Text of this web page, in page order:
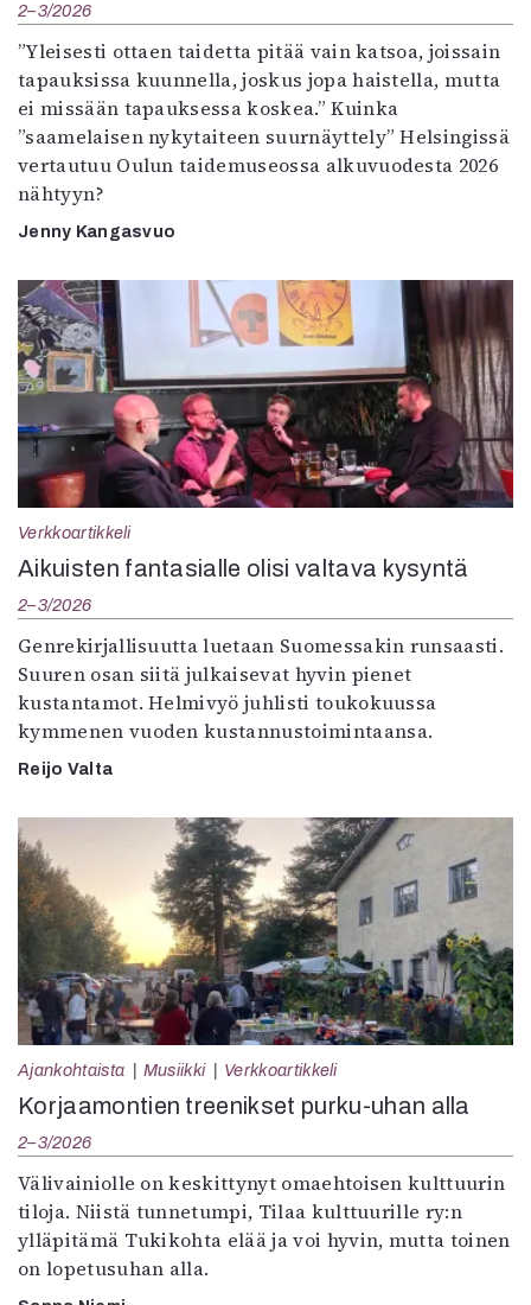
2–3/2026
”Yleisesti ottaen taidetta pitää vain katsoa, joissain
tapauksissa kuunnella, joskus jopa haistella, mutta
ei missään tapauksessa koskea.” Kuinka
”saamelaisen nykytaiteen suurnäyttely” Helsingissä
vertautuu Oulun taidemuseossa alkuvuodesta 2026
nähtyyn?
Jenny Kangasvuo
Verkkoartikkeli
Aikuisten fantasialle olisi valtava kysyntä
2–3/2026
Genrekirjallisuutta luetaan Suomessakin runsaasti.
Suuren osan siitä julkaisevat hyvin pienet
kustantamot. Helmivyö juhlisti toukokuussa
kymmenen vuoden kustannustoimintaansa.
Reijo Valta
Ajankohtaista Musiikki Verkkoartikkeli
Korjaamontien treenikset purku-uhan alla
2–3/2026
Välivainiolle on keskittynyt omaehtoisen kulttuurin
tiloja. Niistä tunnetumpi, Tilaa kulttuurille ry:n
ylläpitämä Tukikohta elää ja voi hyvin, mutta toinen
on lopetusuhan alla.